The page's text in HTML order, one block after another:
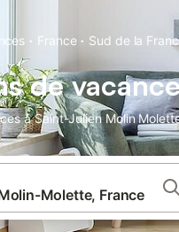
· France · Sud de la
de
à Saint-Julien Molin